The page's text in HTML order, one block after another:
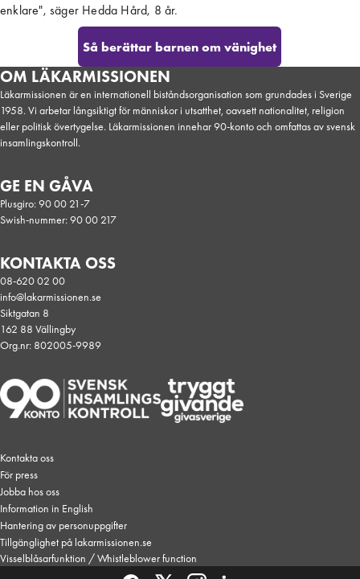
enklare", säger Hedda Hård, 8 år.
Så berättar barnen om vänighet
OM LÄKARMISSIONEN
Läkarmissionen är en internationell biståndsorganisation som grundades i Sverige
1958. Vi arbetar långsiktigt för människor i utsatthet, oavsett nationalitet, religion
eller politisk övertygelse. Läkarmissionen innehar 90-konto och omfattas av svensk
insamlingskontroll.
GE EN GÅVA
Plusgiro: 90 00 21-7
Swish-nummer: 90 00 217
KONTAKTA OSS
08-620 02 00
info@lakarmissionen.se
Siktgatan 8
162 88 Vällingby
Org.nr: 802005-9989
Kontakta oss
För press
Jobba hos oss
Information in English
Hantering av personuppgifter
Tillgänglighet på lakarmissionen.se
Visselblåsarfunktion / Whistleblower function